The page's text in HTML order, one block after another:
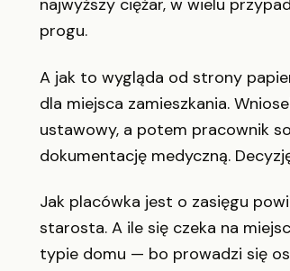
najwyższy ciężar, w wielu
progu.
A jak to wygląda od strony
dla miejsca zamieszkania.
ustawowy, a potem pracownik
dokumentację medyczną.
Jak placówka jest o zasięgu
starosta. A ile się czeka na
typie domu — bo prowadzi się